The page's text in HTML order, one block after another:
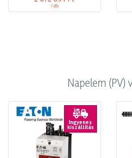
/ db
Napelem (PV)
Ingyenes
kiszállítás